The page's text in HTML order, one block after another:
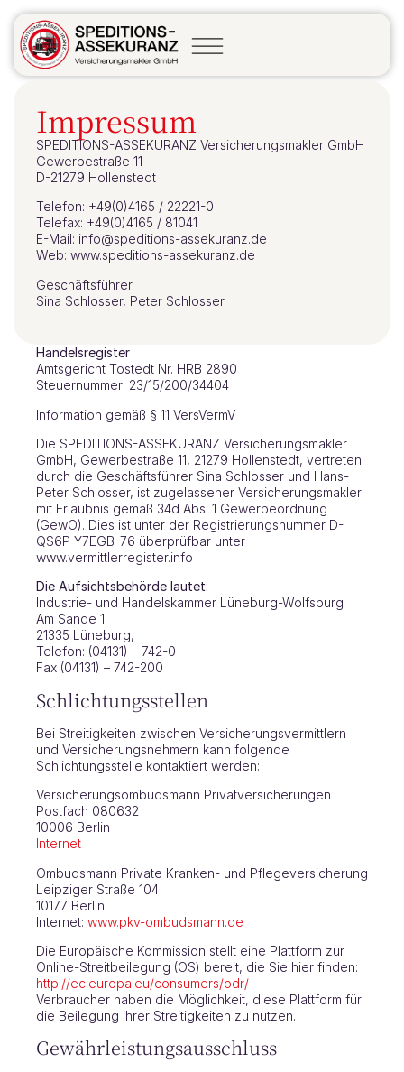
Impressum
SPEDITIONS-ASSEKURANZ Versicherungsmakler GmbH
Gewerbestraße 11
D-21279 Hollenstedt
Telefon: +49(0)4165 / 22221-0
Telefax: +49(0)4165 / 81041
E-Mail: info@speditions-assekuranz.de
Web: www.speditions-assekuranz.de
Geschäftsführer
Sina Schlosser, Peter Schlosser
Handelsregister
Amtsgericht Tostedt Nr. HRB 2890
Steuernummer: 23/15/200/34404
Information gemäß § 11 VersVermV
Die SPEDITIONS-ASSEKURANZ Versicherungsmakler
GmbH, Gewerbestraße 11, 21279 Hollenstedt, vertreten
durch die Geschäftsführer Sina Schlosser und Hans-
Peter Schlosser, ist zugelassener Versicherungsmakler
mit Erlaubnis gemäß 34d Abs. 1 Gewerbeordnung
(GewO). Dies ist unter der Registrierungsnummer D-
QS6P-Y7EGB-76 überprüfbar unter
www.vermittlerregister.info
Die Aufsichtsbehörde lautet:
Industrie- und Handelskammer Lüneburg-Wolfsburg
Am Sande 1
21335 Lüneburg,
Telefon: (04131) – 742-0
Fax (04131) – 742-200
Schlichtungsstellen
Bei Streitigkeiten zwischen Versicherungsvermittlern
und Versicherungsnehmern kann folgende
Schlichtungsstelle kontaktiert werden:
Versicherungsombudsmann Privatversicherungen
Postfach 080632
10006 Berlin
Internet
Ombudsmann Private Kranken- und Pflegeversicherung
Leipziger Straße 104
10177 Berlin
Internet: www.pkv-ombudsmann.de
Die Europäische Kommission stellt eine Plattform zur
Online-Streitbeilegung (OS) bereit, die Sie hier finden:
http://ec.europa.eu/consumers/odr/
Verbraucher haben die Möglichkeit, diese Plattform für
die Beilegung ihrer Streitigkeiten zu nutzen.
Gewährleistungsausschluss